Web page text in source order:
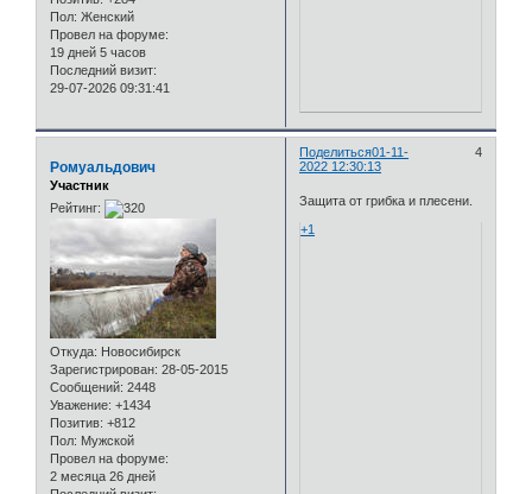
Пол: Женский
Провел на форуме:
19 дней 5 часов
Последний визит:
29-07-2026 09:31:41
Поделиться 4
01-11-
2022 12:30:13
Ромуальдович
Участник
Рейтинг:
Откуда: Новосибирск
Зарегистрирован: 28-05-2015
Сообщений: 2448
Уважение: +1434
Позитив: +812
Пол: Мужской
Провел на форуме:
2 месяца 26 дней
Защита от грибка и плесени.
+1